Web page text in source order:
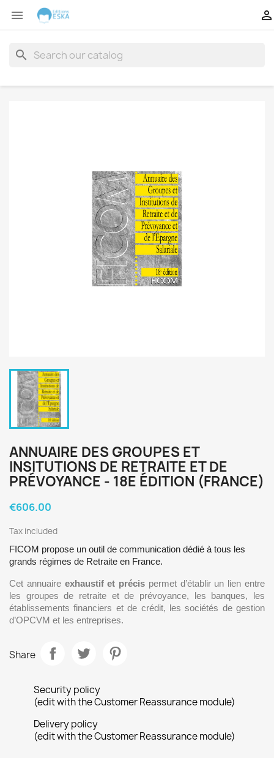
 
search
ANNUAIRE DES GROUPES ET
INSITUTIONS DE RETRAITE ET DE
PRÉVOYANCE - 18E ÉDITION (FRANCE)
€606.00
Tax included
FICOM propose un outil de communication dédié à tous les
grands régimes de Retraite en France.
Cet annuaire exhaustif et précis permet d’établir un lien entre
les groupes de retraite et de prévoyance, les banques, les
établissements financiers et de crédit, les sociétés de gestion
d’OPCVM et les entreprises.
Share
Security policy
(edit with the Customer Reassurance module)
Delivery policy
(edit with the Customer Reassurance module)